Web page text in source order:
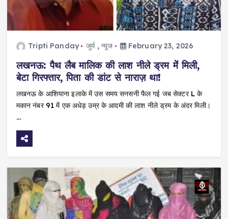
Tripti Panday जुर्म, न्यूज February 23, 2026
लखनऊ: पैथ लैब मालिक की लाश नीले ड्रम में मिली,
बेटा गिरफ्तार, पिता की डांट से नाराज़ था!
लखनऊ के आशियाना इलाके में उस समय सनसनी फैल गई जब सेक्टर L के
मकान नंबर 91 में एक अधेड़ उम्र के आदमी की लाश नीले ड्रम के अंदर मिली।
…